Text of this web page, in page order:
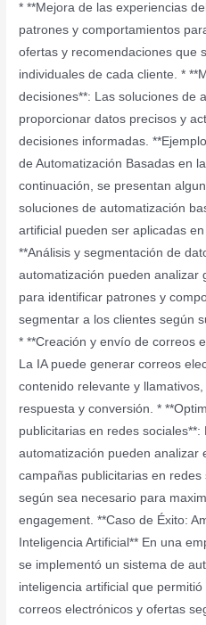
* **Mejora de las experiencias
patrones y comportamientos
ofertas y recomendaciones que
individuales de cada cliente. *
decisiones**: Las soluciones de
proporcionar datos precisos y
decisiones informadas.
de Automatización Basadas en
continuación, se presentan
soluciones de automatización
artificial pueden ser aplicadas
**Análisis y segmentación de
automatización pueden analizar
para identificar patrones y
segmentar a los clientes según
* **Creación y envío de correos
La IA puede generar correos
contenido relevante y
respuesta y conversión. *
publicitarias en redes sociales**:
automatización pueden analizar
campañas publicitarias en
según sea necesario para
engagement. **Caso de Éxito:
Inteligencia Artificial** En una
se implementó un sistema de
inteligencia artificial que
correos electrónicos y ofertas